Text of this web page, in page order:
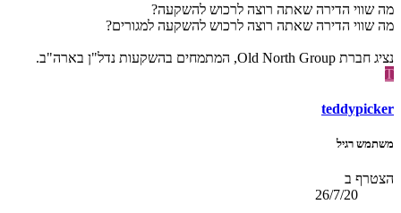
מה שווי הדירה שאתה רוצה לרכוש להשקעה?
מה שווי הדירה שאתה רוצה לרכוש להשקעה למגורים?
נציג חברת Old North Group, המתמחים בהשקעות נדל"ן בארה"ב.
T
teddypicker
משתמש רגיל
הצטרף ב
26/7/20